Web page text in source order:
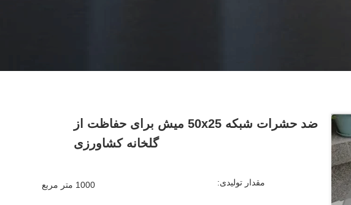
ضد حشرات شبکه 50x25 میش برای حفاظت از
گلخانه کشاورزی
مقدار تولیدی: 1000 متر مربع